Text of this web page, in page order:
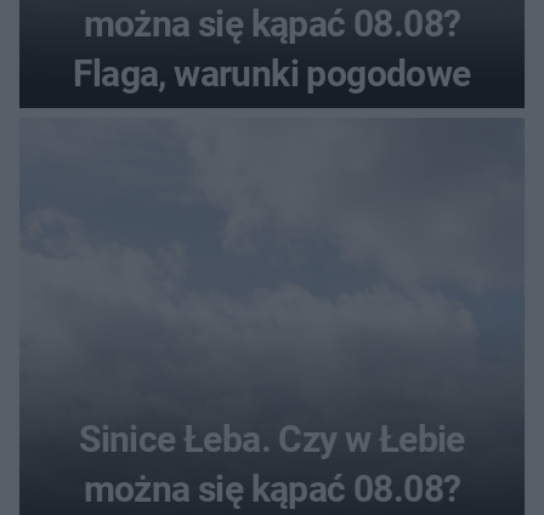
można się kąpać 08.08?
Flaga, warunki pogodowe
Sinice Łeba. Czy w Łebie
można się kąpać 08.08?